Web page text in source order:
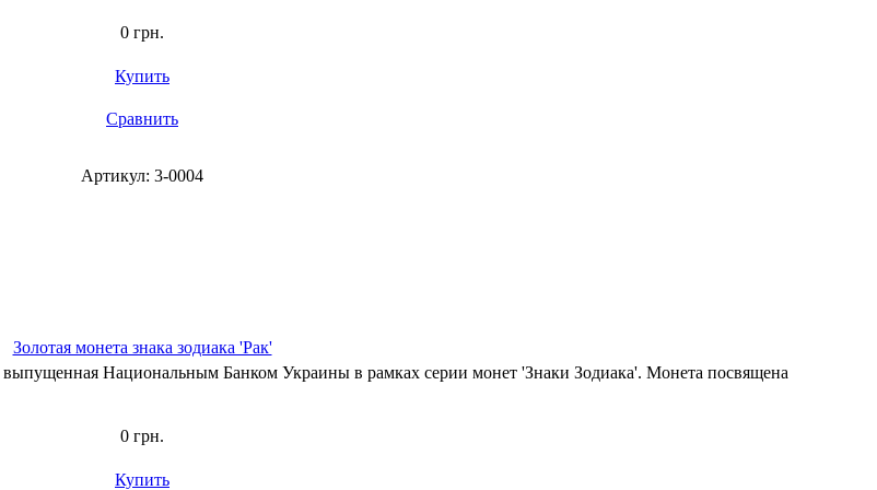
0 грн.
Купить
Сравнить
Артикул: 3-0004
Золотая монета знака зодиака 'Рак'
выпущенная Национальным Банком Украины в рамках серии монет 'Знаки Зодиака'. Монета посвящена
0 грн.
Купить